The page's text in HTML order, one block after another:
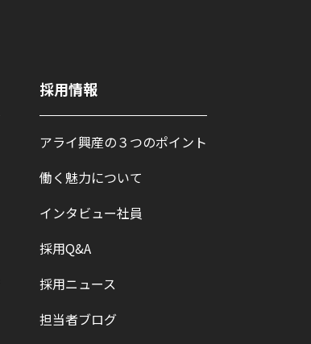
採用情報
アライ興産の３つのポイント
働く魅力について
インタビュー社員
採用Q&A
採用ニュース
担当者ブログ